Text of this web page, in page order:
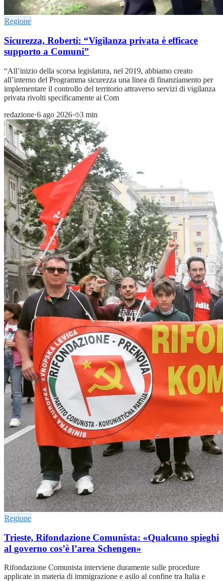
Regione
Sicurezza, Roberti: “Vigilanza privata è efficace
supporto a Comuni”
“All’inizio della scorsa legislatura, nel 2019, abbiamo creato
all’interno del Programma sicurezza una linea di finanziamento per
implementare il controllo del territorio attraverso servizi di vigilanza
privata rivolti specificamente ai Com
redazione·6 ago 2026· 3 min
Regione
Trieste, Rifondazione Comunista: «Qualcuno spieghi
al governo cos’è l’area Schengen»
Rifondazione Comunista interviene duramente sulle procedure
applicate in materia di immigrazione e asilo al confine tra Italia e